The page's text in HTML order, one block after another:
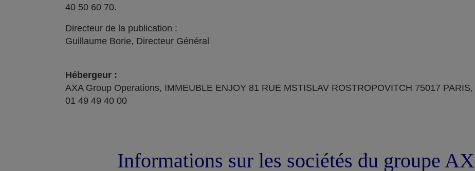
40 50 60 70.
Directeur de la publication :
Guillaume Borie, Directeur Général
Hébergeur :
AXA Group Operations, IMMEUBLE ENJOY 81 RUE MSTISLAV ROSTROPOVITCH 75017
01 49 49 40 00
Informations sur les sociétés du groupe